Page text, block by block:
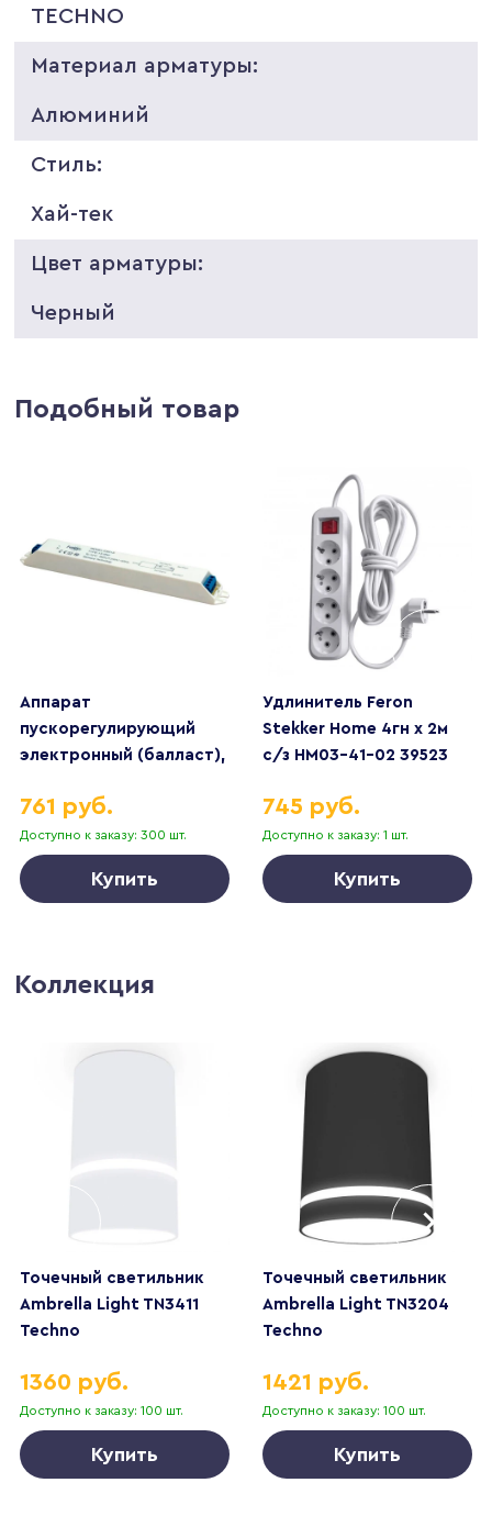
TECHNO
Материал арматуры:
Алюминий
Стиль:
Хай-тек
Цвет арматуры:
Черный
Подобный товар
Аппарат
пускорегулирующий
электронный (балласт),
Доступно к заказу: 300 шт.
761 руб.
Купить
Удлинитель Feron
Stekker Home 4гн х 2м
с/з HM03-41-02 39523
Доступно к заказу: 1 шт.
745 руб.
Купить
Коллекция
Точечный светильник
Ambrella Light TN3411
Techno
Доступно к заказу: 100 шт.
1360 руб.
Купить
Точечный светильник
Ambrella Light TN3204
Techno
Доступно к заказу: 100 шт.
1421 руб.
Купить